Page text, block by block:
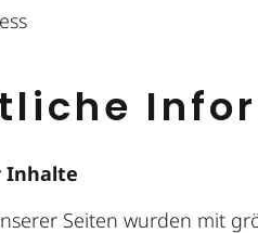
Inhalte
Seiten wurden mit